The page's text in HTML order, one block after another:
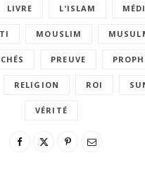
LIVRE L’ISLAM
MOUSLIM
PREUVE
RELIGION ROI
VÉRITÉ